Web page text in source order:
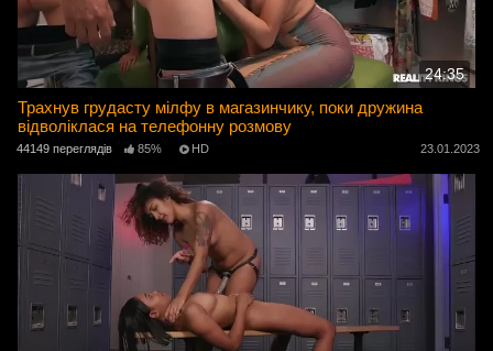
24:35
Трахнув грудасту мілфу в магазинчику, поки дружина
відволіклася на телефонну розмову
44149 переглядів 85% HD 23.01.2023